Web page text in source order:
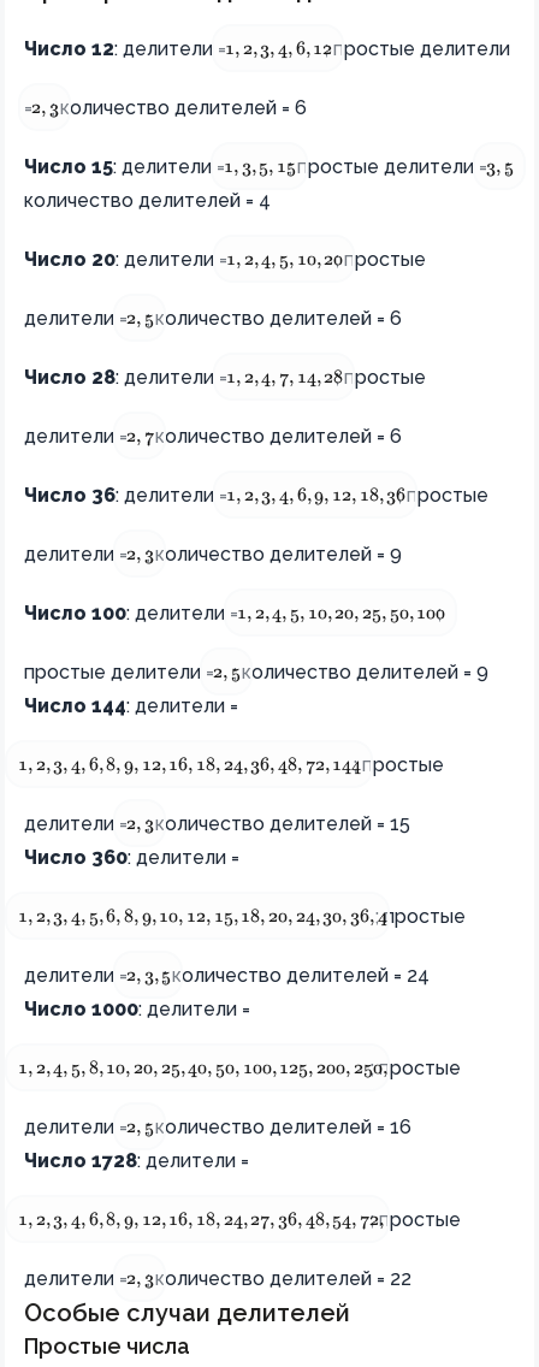
Число 12: делители ={1, 2, 3, 4, 6, 12}
1, 2, 3, 4, 6, 12; простые делители
={2, 3}
2, 3
; количество делителей = 6
Число 15: делители ={1, 3, 5, 15}
1, 3, 5, 15; простые делители ={3, 5}
3, 5
;
количество делителей = 4
Число 20: делители ={1, 2, 4, 5, 10, 20}
1, 2,4, 5, 10,20; простые
делители ={2, 5}
2, 5
; количество делителей = 6
Число 28: делители ={1, 2, 4, 7, 14, 28}
1, 2,4, 7, 14,28; простые
делители ={2, 7}
2, 7
; количество делителей = 6
Число 36: делители ={1, 2, 3, 4, 6, 9, 12, 18, 36  }
1, 2, 3, 4, 6,9, 12, 18, 36; простые
делители = {2, 3}
2, 3
; количество делителей = 9
Число 100: делители ={1, 2, 4, 5, 10, 20, 25, 50, 100}
1, 2,4, 5, 10,20, 25, 50, 100
;
простые делители ={2, 5}
2, 5
; количество делителей = 9
Число 144: делители =
{1, 2, 3, 4, 6, 8, 9, 12, 16, 18, 24, 36, 48, 72, 144}
1, 2, 3, 4, 6,8, 9, 12, 16, 18, 24, 36, 48, 72, 144; простые
делители ={2, 3}
2, 3
; количество делителей = 15
Число 360: делители =
{1, 2, 3, 4, 5, 6, 8, 9, 10, 12, 15, 18, 20, 24, 30, 36, 40, 45, 60, 72,
1, 2, 3, 4, 5,6, 8, 9, 10, 12, 15, 18, 20, 24, 30, 36,40,45,60,72
; простые
делители ={2, 3, 5}
2, 3, 5
; количество делителей = 24
Число 1000: делители =
{1, 2, 4, 5, 8, 10, 20, 25, 40, 50, 100, 125, 200, 250, 500, 1000}
1, 2,4, 5, 8, 10, 20, 25,40, 50, 100, 125, 200, 250,500,1000
; простые
делители ={2, 5}
2, 5
; количество делителей = 16
Число 1728: делители =
{1, 2, 3, 4, 6, 8, 9, 12, 16, 18, 24, 27, 36, 48, 54, 72, 108, 144,
1, 2, 3, 4, 6,8, 9, 12, 16, 18, 24,27, 36, 48, 54, 72,108,144,
; простые
делители ={2, 3}
2, 3
; количество делителей = 22
Особые случаи делителей
Простые числа